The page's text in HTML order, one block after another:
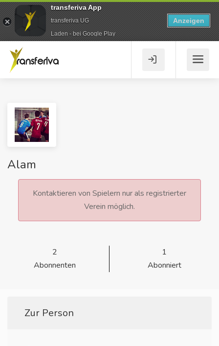
Alam
Kontaktieren von Spielern nur als registrierter
Verein möglich.
2
Abonnenten
1
Abonniert
Zur Person
transferiva App
transferiva UG
Laden - bei Google Play
Anzeigen